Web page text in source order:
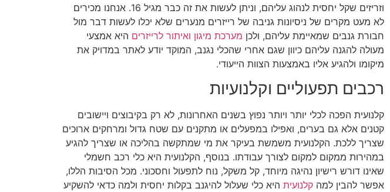
וזריזים שקל יחסית לנהוג עליהם, וניתן לעשות את זה כבר מגיל 16. אנחנו מכירים
לא מעט מקרים של ניסיונות גניבה של רייזרים מנערים שלא יכלו לעשות דבר מול
חבורת גנבים שמאיימת עליהם, ולכן מערכת מיגון ואיתור לרייזרים היא אמצעי
מעולה להגנה עליהם כיוון שגם אחרי שהכלי נגנב, המוקד יודע לאתר במדויק את
מיקומו ולהגיע אליו באמצעות הצוות הייעודי.
רכבים תפעוליים וקלנועיות
קלנועית הפכה לכלי יותר ויותר נפוץ בשנים האחרונות, לא רק בקיבוצים ויישובים
קטנים אלא גם בערים, ואפילו במפעלים או מתקנים עם שטח גדול ומרחקים ארוכים
שצריך ללכת. הקלנועית משמשת בעיקר את מי שמתקשה בהליכה או שצריך להגיע
במהירות ממקום למקום לצורך עבודתו. בנוסף, הקלנועית היא כלי רכב חשמלי
שאינו דורש רישיון נהיגה מיוחד, קל משקל, נוח לתפעול וחסכוני. מכל הסיבות הללו,
אפשר להבין למה קלנועית היא כלי שעלול להיגנב בקלות יחסית ולמה כדאי להשקיע